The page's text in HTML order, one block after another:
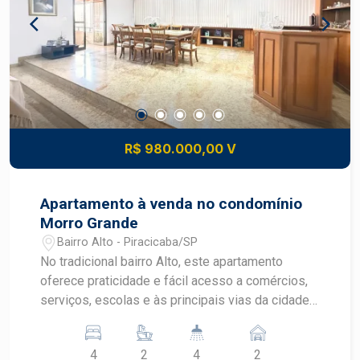
R$ 980.000,00 V
Apartamento à venda no condomínio
Morro Grande
Bairro Alto - Piracicaba/SP
No tradicional bairro Alto, este apartamento
oferece praticidade e fácil acesso a comércios,
serviços, escolas e às principais vias da cidade,
privilegiada. * Área útil: 241,87 m² * Sala ampla
4 2 4 2